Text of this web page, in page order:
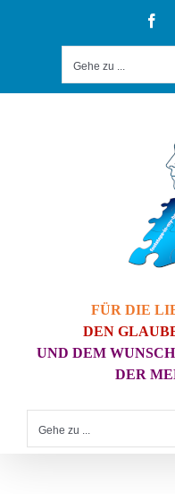
Gehe zu ...
FÜR DIE
DEN
UND DEM
DER
Gehe zu ...